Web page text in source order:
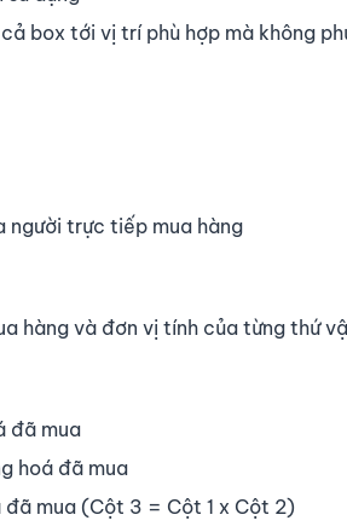
box tới vị trí phù hợp mà không
người trực tiếp mua hàng
hàng và đơn vị tính của từng thứ
đã mua
hoá đã mua
mua (Cột 3 = Cột 1 x Cột 2)